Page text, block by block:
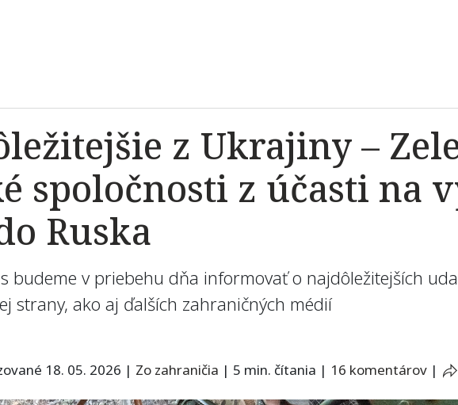
z Ukrajiny –
spoločnosti z účasti na
Ruska
budeme v priebehu dňa informovať o najdôležitejších
strany, ako aj ďalších zahraničných médií
18. 05. 2026 | Zo zahraničia | 5 min. čítania | 16 komentárov |